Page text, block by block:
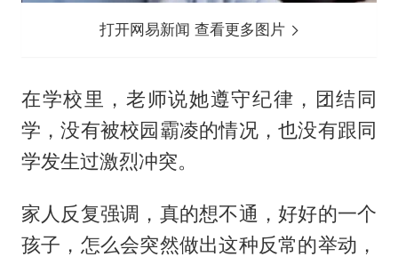
打开网易新闻 查看更多图片
在学校里，老师说她遵守纪律，团结同
学，没有被校园霸凌的情况，也没有跟同
学发生过激烈冲突。
家人反复强调，真的想不通，好好的一个
孩子，怎么会突然做出这种反常的举动，